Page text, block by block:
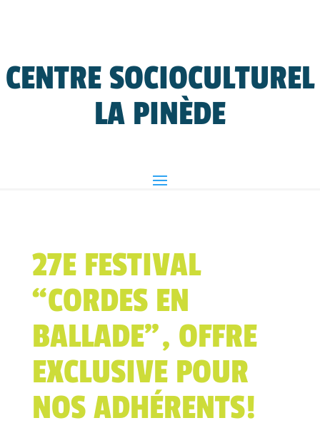
CENTRE SOCIOCULTUREL
LA PINÈDE
27E FESTIVAL
“CORDES EN
BALLADE”, OFFRE
EXCLUSIVE POUR
NOS ADHÉRENTS!